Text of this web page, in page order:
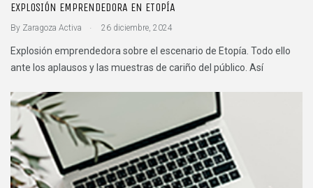
EXPLOSIÓN EMPRENDEDORA EN ETOPÍA
By Zaragoza Activa 26 diciembre, 2024
Explosión emprendedora sobre el escenario de Etopía. Todo ello
ante los aplausos y las muestras de cariño del público. Así